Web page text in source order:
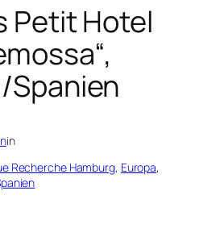
Petit Hotel
Spanien
in
Recherche Hamburg, Europa